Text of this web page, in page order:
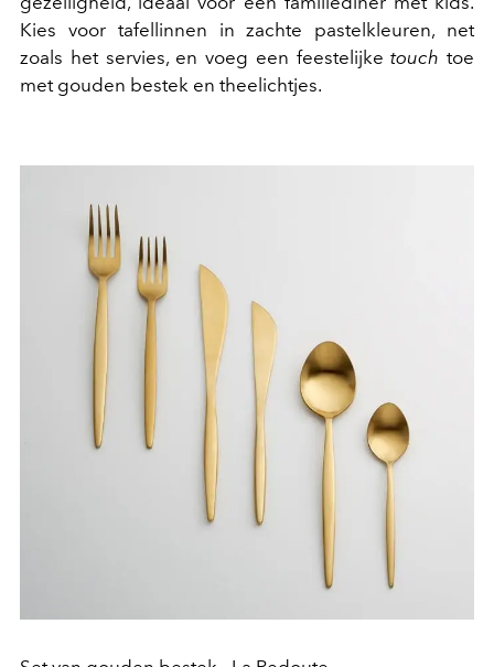
Kies voor tafellinnen in zachte pastelkleuren, net
zoals het servies, en voeg een feestelijketouch toe
met gouden bestek en theelichtjes.